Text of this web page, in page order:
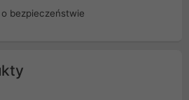
bezpieczeństwie